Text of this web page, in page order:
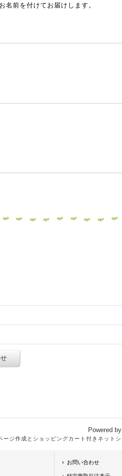
名前を付けてお届けします。
Powered by
ージ作成とショッピングカート付きネット
お問い合わせ